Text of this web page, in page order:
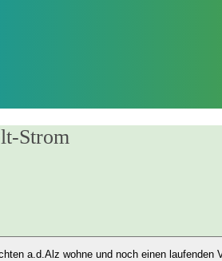
Strom
a.d.Alz wohne und noch einen laufenden